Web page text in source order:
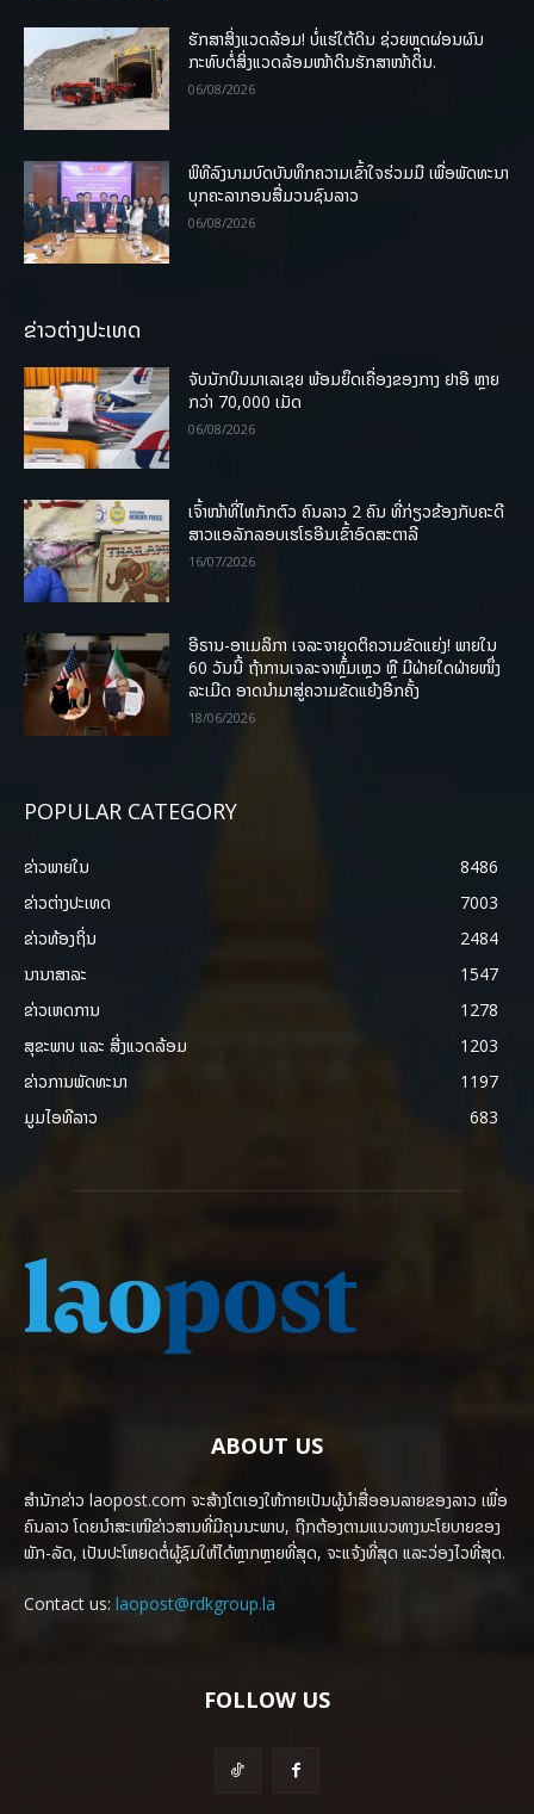
ຮັກສາສິ່ງແວດລ້ອມ! ບໍ່ແຮ່ໃຕ້ດິນ ຊ່ວຍຫຼຸດຜ່ອນຜົນ
ກະທົບຕໍ່ສິ່ງແວດລ້ອມໜ້າດິນຮັກສາໜ້າດິນ.
06/08/2026
ພິທີລົງນາມບົດບັນທຶກຄວາມເຂົ້າໃຈຮ່ວມມື ເພື່ອພັດທະນາ
ບຸກຄະລາກອນສື່ມວນຊົນລາວ
06/08/2026
ຂ່າວຕ່າງປະເທດ
ຈັບນັກບິນມາເລເຊຍ ພ້ອມຍຶດເຄື່ອງຂອງກາງ ຢາອີ ຫຼາຍ
ກວ່າ 70,000 ເມັດ
06/08/2026
ເຈົ້າໜ້າທີ່ໄທກັກຕົວ ຄົນລາວ 2 ຄົນ ທີ່ກ່ຽວຂ້ອງກັບຄະດີ
ສາວແອລັກລອບເຮໂຣອີນເຂົ້າອົດສະຕາລີ
16/07/2026
ອີຣານ-ອາເມລິກາ ເຈລະຈາຍຸດຕິຄວາມຂັດແຍ່ງ! ພາຍໃນ
60 ວັນນີ້ ຖ້າການເຈລະຈາຫຼົ້ມເຫຼວ ຫຼື ມີຝ່າຍໃດຝ່າຍໜຶ່ງ
ລະເມີດ ອາດນໍາມາສູ່ຄວາມຂັດແຍ້ງອີກຄັ້ງ
18/06/2026
POPULAR CATEGORY
ຂ່າວພາຍ​ໃນ
8486
ຂ່າວຕ່າງປະເທດ
7003
ຂ່າວທ້ອງຖິ່ນ
2484
ນານາສາລະ
1547
ຂ່າວເຫດການ
1278
ສຸຂະພາບ ແລະ ສີ່ງແວດລ້ອມ
1203
ຂ່າວການພັດທະນາ
1197
ມູມໄອທີລາວ
683
ABOUT US
ສຳນັກຂ່າວ laopost.com ຈະສ້າງໂຕເອງໃຫ້ກາຍເປັນຜູ້ນຳສື່ອອນລາຍຂອງລາວ ເພື່ອ
ຄົນລາວ ໂດຍນຳສະເໜີຂ່າວສານທີ່ມີຄຸນນະພາບ, ຖືກຕ້ອງຕາມແນວທາງນະໂຍບາຍຂອງ
ພັກ-ລັດ, ເປັນປະໂຫຍດຕໍ່ຜູ້ຊົມໃຫ້ໄດ້ຫຼາກຫຼາຍທີ່ສຸດ, ຈະແຈ້ງທີ່ສຸດ ແລະວ່ອງໄວທີ່ສຸດ.
Contact us: laopost@rdkgroup.la
FOLLOW US